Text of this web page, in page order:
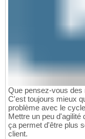
Que pensez-vous des
C'est toujours mieux
problème avec le
Mettre un peu d'agilité
ça permet d'être plus
client.